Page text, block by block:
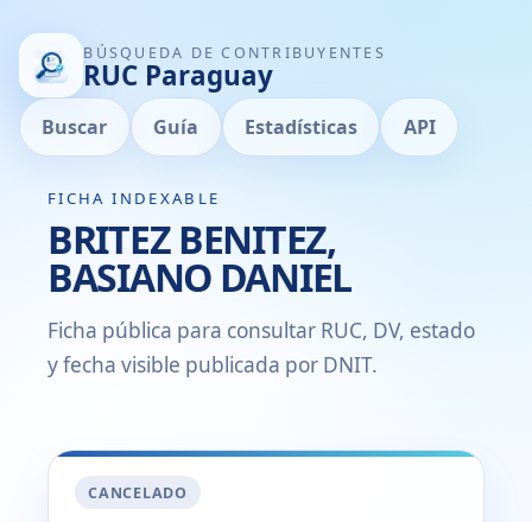
BÚSQUEDA DE CONTRIBUYENTES
RUC Paraguay
Buscar Guía Estadísticas API
FICHA INDEXABLE
BRITEZ BENITEZ,
BASIANO DANIEL
Ficha pública para consultar RUC, DV, estado
y fecha visible publicada por DNIT.
CANCELADO